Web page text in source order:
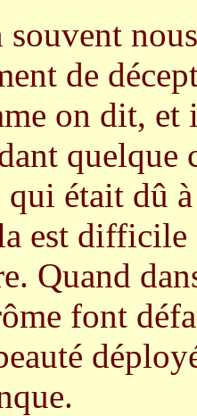
de
on dit, et
quelque
qui était dû
est
Quand
font